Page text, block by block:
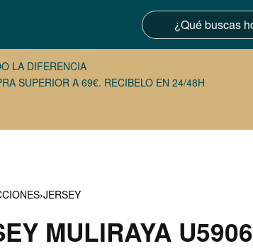
LA DIFERENCIA
SUPERIOR A 69€. RECIBELO EN 24/48H
›JERSEY
MULIRAYA U5906